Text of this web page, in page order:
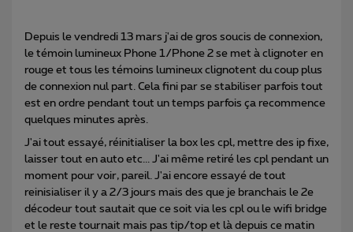
Depuis le vendredi 13 mars j'ai de gros soucis de connexion,
le témoin lumineux Phone 1/Phone 2 se met à clignoter en
rouge et tous les témoins lumineux clignotent du coup plus
de connexion nul part. Cela fini par se stabiliser parfois tout
est en ordre pendant tout un temps parfois ça recommence
quelques minutes après.
J'ai tout essayé, réinitialiser la box les cpl, mettre des ip fixe,
laisser tout en auto etc... J'ai même retiré les cpl pendant un
moment pour voir, pareil. J'ai encore essayé de tout
reinisialiser il y a 2/3 jours mais des que je branchais le 2e
décodeur tout sautait que ce soit via les cpl ou le wifi bridge
et le reste tournait mais pas tip/top et là depuis ce matin